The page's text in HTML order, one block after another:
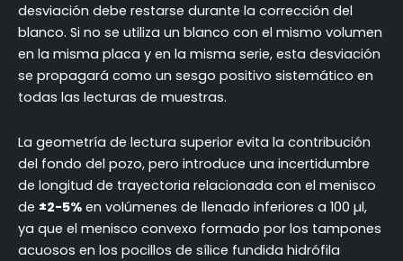
desviación debe restarse durante la corrección del
blanco. Si no se utiliza un blanco con el mismo volumen
en la misma placa y en la misma serie, esta desviación
se propagará como un sesgo positivo sistemático en
todas las lecturas de muestras.
La geometría de lectura superior evita la contribución
del fondo del pozo, pero introduce una incertidumbre
de longitud de trayectoria relacionada con el menisco
de ±2-5% en volúmenes de llenado inferiores a 100 µl,
ya que el menisco convexo formado por los tampones
acuosos en los pocillos de sílice fundida hidrófila